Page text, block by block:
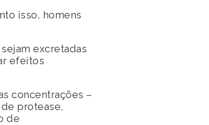
isso, homens
excretadas
efeitos
concentrações –
protease,
de